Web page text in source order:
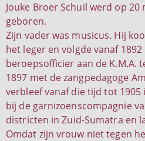
Jouke Broer Schuil werd op
geboren.
Zijn vader was musicus. Hij
het leger en volgde vanaf
beroepsofficier aan de K.M.A.
1897 met de zangpedagoge
verbleef vanaf die tijd tot
bij de garnizoenscompagnie
districten in Zuid-Sumatra en
Omdat zijn vrouw niet tegen